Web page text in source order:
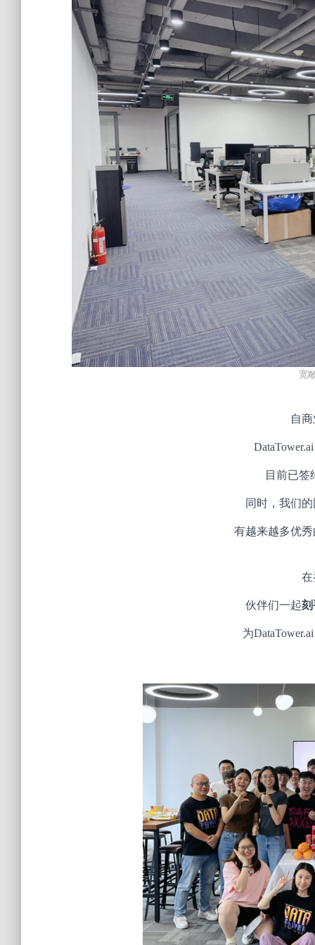
宽
自
目前已签
同时，我们
有越来越多优
在
伙伴们一起刻
为